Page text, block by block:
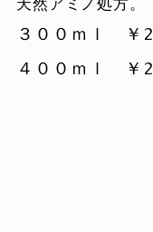
３００ｍｌ ￥
４００ｍｌ ￥